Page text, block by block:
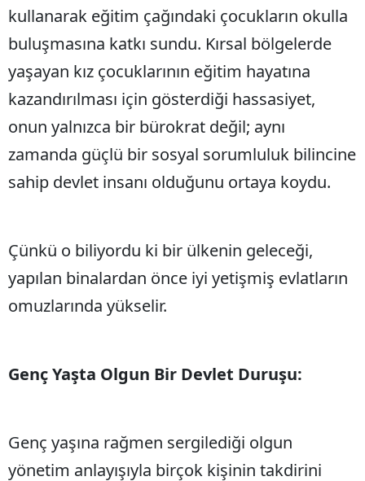
kullanarak eğitim çağındaki çocukların okulla
buluşmasına katkı sundu. Kırsal bölgelerde
yaşayan kız çocuklarının eğitim hayatına
kazandırılması için gösterdiği hassasiyet,
onun yalnızca bir bürokrat değil; aynı
zamanda güçlü bir sosyal sorumluluk bilincine
sahip devlet insanı olduğunu ortaya koydu.
Çünkü o biliyordu ki bir ülkenin geleceği,
yapılan binalardan önce iyi yetişmiş evlatların
omuzlarında yükselir.
Genç Yaşta Olgun Bir Devlet Duruşu:
Genç yaşına rağmen sergilediği olgun
yönetim anlayışıyla birçok kişinin takdirini